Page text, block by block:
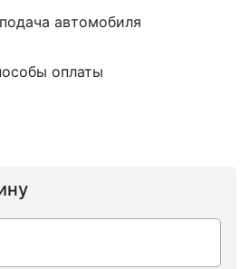
автомобиля
оплаты